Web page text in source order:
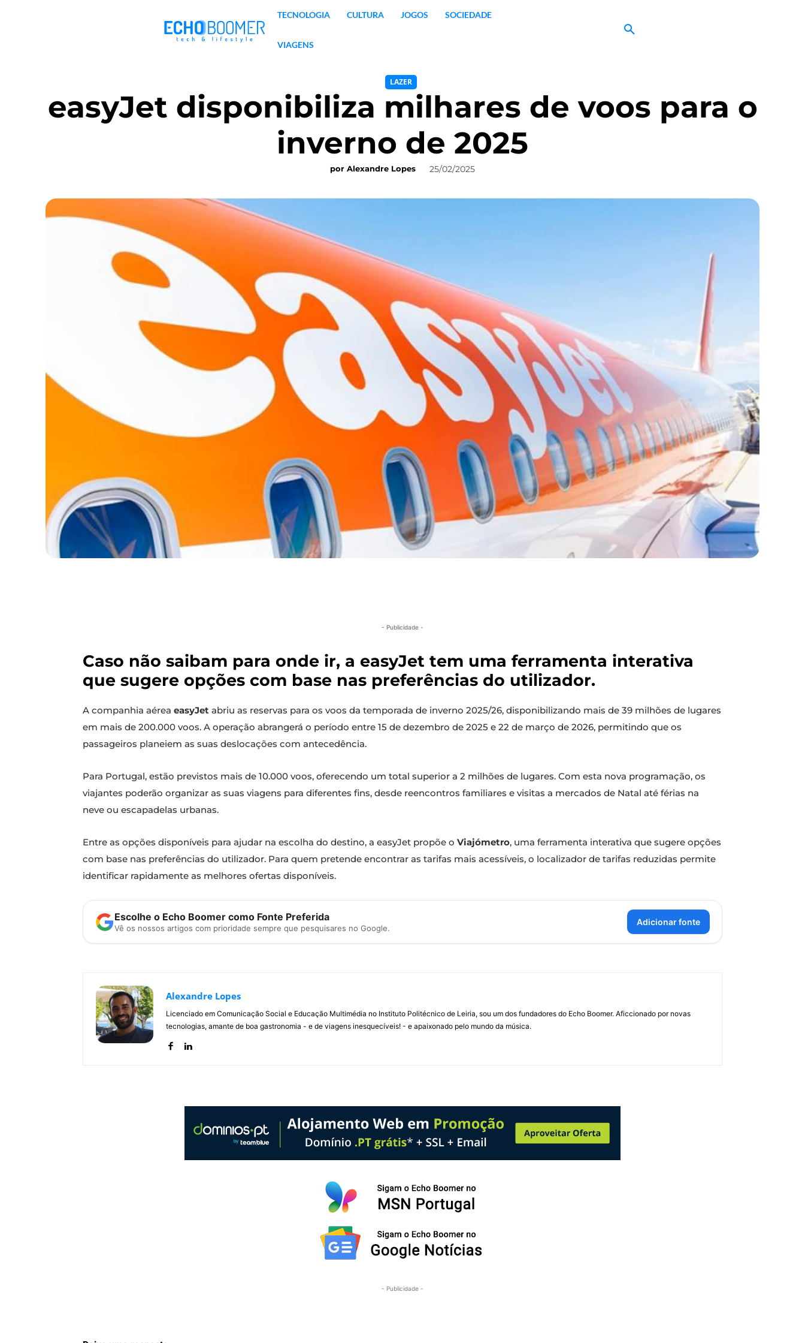
TECNOLOGIA CULTURA JOGOS SOCIEDADE
VIAGENS
LAZER
easyJet disponibiliza milhares de voos para o
inverno de 2025
por Alexandre Lopes 25/02/2025
- Publicidade -
Caso não saibam para onde ir, a easyJet tem uma ferramenta interativa
que sugere opções com base nas preferências do utilizador.
A companhia aérea easyJet abriu as reservas para os voos da temporada de inverno 2025/26, disponibilizando mais de 39 milhões de lugares
em mais de 200.000 voos. A operação abrangerá o período entre 15 de dezembro de 2025 e 22 de março de 2026, permitindo que os
passageiros planeiem as suas deslocações com antecedência.
Para Portugal, estão previstos mais de 10.000 voos, oferecendo um total superior a 2 milhões de lugares. Com esta nova programação, os
viajantes poderão organizar as suas viagens para diferentes fins, desde reencontros familiares e visitas a mercados de Natal até férias na
neve ou escapadelas urbanas.
Entre as opções disponíveis para ajudar na escolha do destino, a easyJet propõe o Viajómetro, uma ferramenta interativa que sugere opções
com base nas preferências do utilizador. Para quem pretende encontrar as tarifas mais acessíveis, o localizador de tarifas reduzidas permite
identificar rapidamente as melhores ofertas disponíveis.
Escolhe o Echo Boomer como Fonte Preferida
Vê os nossos artigos com prioridade sempre que pesquisares no Google.
Adicionar fonte
Alexandre Lopes
Licenciado em Comunicação Social e Educação Multimédia no Instituto Politécnico de Leiria, sou um dos fundadores do Echo Boomer. Aficcionado por novas
tecnologias, amante de boa gastronomia - e de viagens inesquecíveis! - e apaixonado pelo mundo da música.
- Publicidade -